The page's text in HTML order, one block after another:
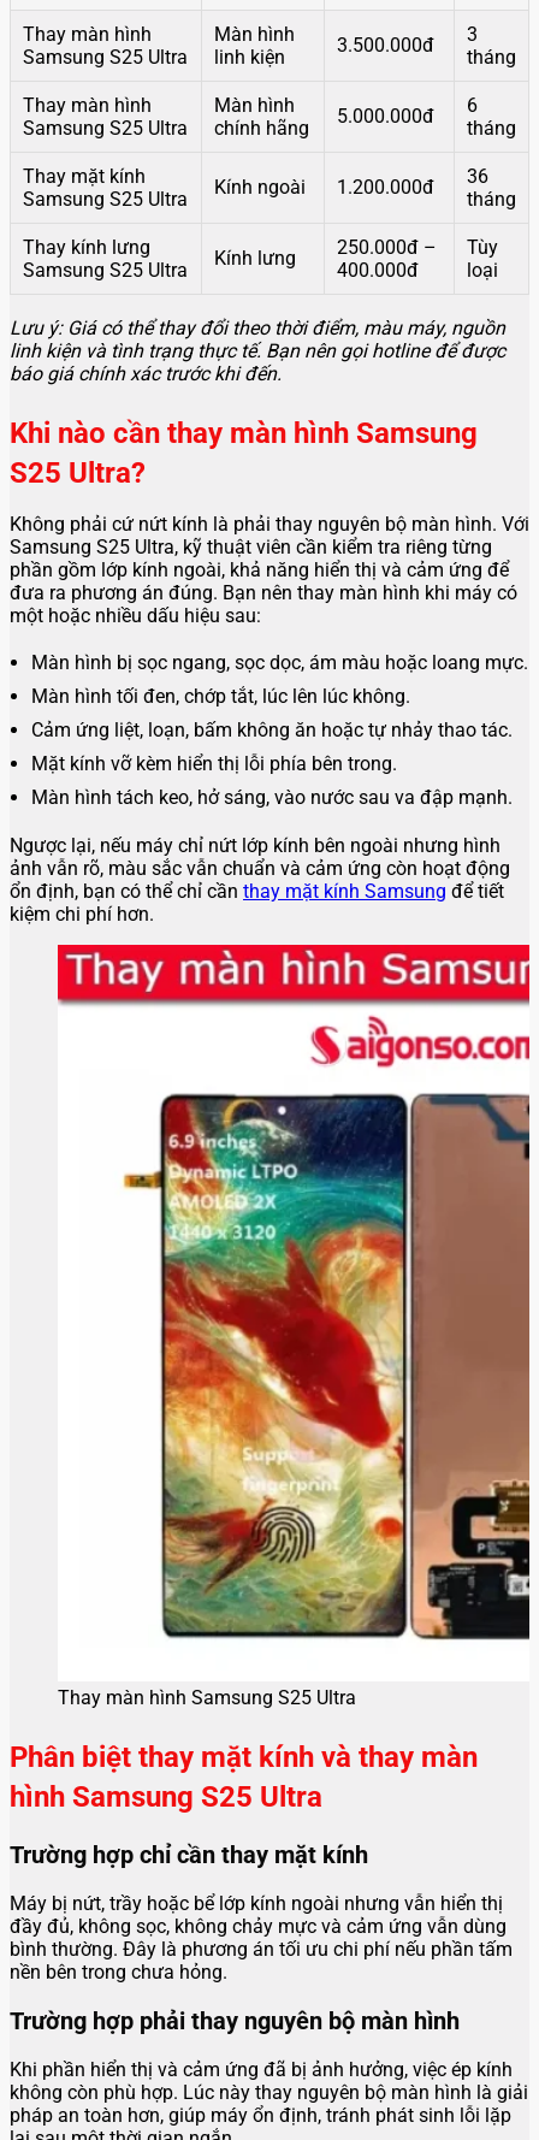
Thay màn hình
Samsung S25 Ultra
Màn hình
linh kiện
3.500.000đ
3
tháng
Thay màn hình
Samsung S25 Ultra
Màn hình
chính hãng
5.000.000đ
6
tháng
Thay mặt kính
Samsung S25 Ultra
Kính ngoài 1.200.000đ
36
tháng
Thay kính lưng
Samsung S25 Ultra
Kính lưng
250.000đ –
400.000đ
Tùy
loại
Lưu ý: Giá có thể thay đổi theo thời điểm, màu máy, nguồn
linh kiện và tình trạng thực tế. Bạn nên gọi hotline để được
báo giá chính xác trước khi đến.
Khi nào cần thay màn hình Samsung
S25 Ultra?
Không phải cứ nứt kính là phải thay nguyên bộ màn hình. Với
Samsung S25 Ultra, kỹ thuật viên cần kiểm tra riêng từng
phần gồm lớp kính ngoài, khả năng hiển thị và cảm ứng để
đưa ra phương án đúng. Bạn nên thay màn hình khi máy có
một hoặc nhiều dấu hiệu sau:
Màn hình bị sọc ngang, sọc dọc, ám màu hoặc loang mực.
Màn hình tối đen, chớp tắt, lúc lên lúc không.
Cảm ứng liệt, loạn, bấm không ăn hoặc tự nhảy thao tác.
Mặt kính vỡ kèm hiển thị lỗi phía bên trong.
Màn hình tách keo, hở sáng, vào nước sau va đập mạnh.
Ngược lại, nếu máy chỉ nứt lớp kính bên ngoài nhưng hình
ảnh vẫn rõ, màu sắc vẫn chuẩn và cảm ứng còn hoạt động
ổn định, bạn có thể chỉ cần thay mặt kính Samsung để tiết
kiệm chi phí hơn.
Thay màn hình Samsung S25 Ultra
Phân biệt thay mặt kính và thay màn
hình Samsung S25 Ultra
Trường hợp chỉ cần thay mặt kính
Máy bị nứt, trầy hoặc bể lớp kính ngoài nhưng vẫn hiển thị
đầy đủ, không sọc, không chảy mực và cảm ứng vẫn dùng
bình thường. Đây là phương án tối ưu chi phí nếu phần tấm
nền bên trong chưa hỏng.
Trường hợp phải thay nguyên bộ màn hình
Khi phần hiển thị và cảm ứng đã bị ảnh hưởng, việc ép kính
không còn phù hợp. Lúc này thay nguyên bộ màn hình là giải
pháp an toàn hơn, giúp máy ổn định, tránh phát sinh lỗi lặp